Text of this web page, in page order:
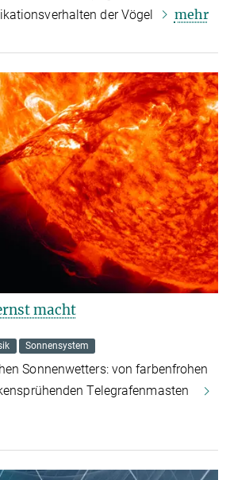
der Vögel
mehr
macht
Sonnensystem
Sonnenwetters: von farbenfrohen
Telegrafenmasten